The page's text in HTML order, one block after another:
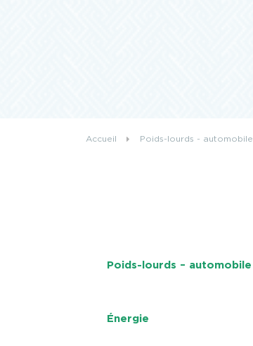
Accueil Poids-lourds - automobile
Poids-lourds – automobile
Énergie